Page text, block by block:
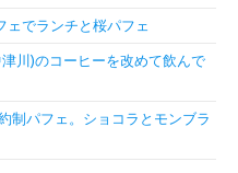
ェでランチと桜パフェ
川)のコーヒーを改めて飲んで
制パフェ。ショコラとモンブラ